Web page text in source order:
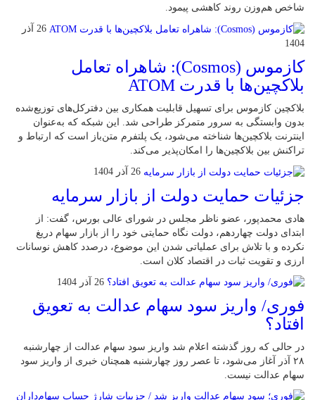
شاخص هم‌وزن روند کاهشی پیمود.
26 آذر
1404
کازموس (Cosmos): شاهراه تعامل
بلاکچین‌ها با قدرت ATOM
بلاکچین کازموس برای تسهیل قابلیت همکاری بین دفترکل‌های توزیع‌شده
بدون وابستگی به سرور متمرکز طراحی شد. این شبکه که به‌عنوان
اینترنت بلاکچین‌ها شناخته می‌شود، یک پلتفرم متن‌باز است که ارتباط و
تراکنش بین بلاکچین‌ها را امکان‌پذیر می‌کند.
26 آذر 1404
جزئیات حمایت دولت از بازار سرمایه
هادی محمدپور، عضو ناظر مجلس در شورای عالی بورس، گفت: از
ابتدای دولت چهاردهم، دولت نگاه حمایتی خود را از بازار سهام دریغ
نکرده و با تلاش برای عملیاتی شدن این موضوع، درصدد کاهش نوسانات
ارزی و تقویت ثبات در اقتصاد کلان است.
26 آذر 1404
فوری/ واریز سود سهام عدالت به تعویق
افتاد؟
در حالی که روز گذشته اعلام شد واریز سود سهام عدالت از چهارشنبه
۲۸ آذر آغاز می‌شود، تا عصر روز چهارشنبه همچنان خبری از واریز سود
سهام عدالت نیست.